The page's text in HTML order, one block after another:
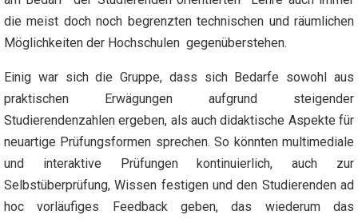
die meist doch noch begrenzten technischen und räumlichen
Möglichkeiten der Hochschulen gegenüberstehen.
Einig war sich die Gruppe, dass sich Bedarfe sowohl aus
praktischen Erwägungen aufgrund steigender
Studierendenzahlen ergeben, als auch didaktische Aspekte für
neuartige Prüfungsformen sprechen. So könnten multimediale
und interaktive Prüfungen kontinuierlich, auch zur
Selbstüberprüfung, Wissen festigen und den Studierenden ad
hoc vorläufiges Feedback geben, das wiederum das